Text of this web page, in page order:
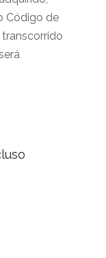
Código de